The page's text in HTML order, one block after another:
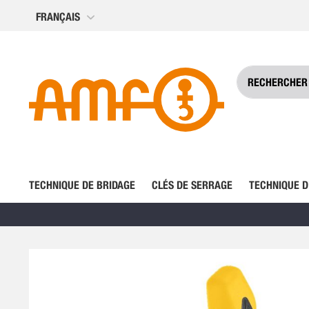
Allez
FRANÇAIS
TECHNIQUE DE BRIDAGE CLÉS DE SERRAGE TECHNIQUE